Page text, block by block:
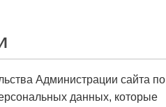
Администрации сайта по
данных, которые